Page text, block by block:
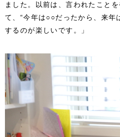
ました。以前は、言われたこと
て、“今年は○○だったから、来年
するのが楽しいです。」